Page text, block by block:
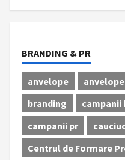
BRANDING & PR
anvelope
branding
campanii
campanii pr
Centrul de Formare